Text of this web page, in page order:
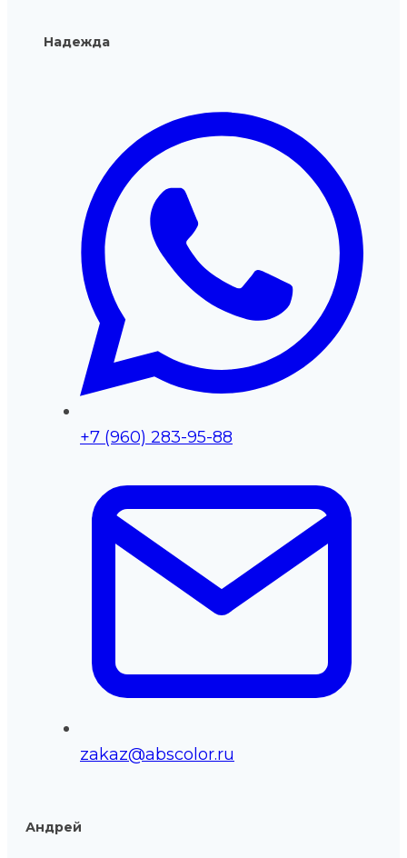
Надежда
+7 (960) 283-95-88
zakaz@abscolor.ru
Андрей